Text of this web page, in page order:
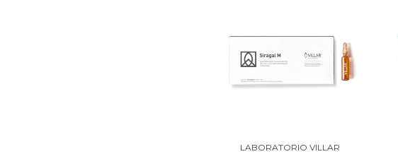
LABORATORIO VILLAR